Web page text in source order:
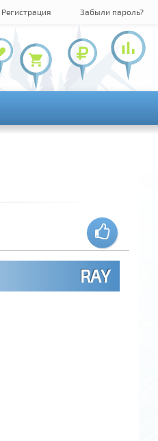
Регистрация Забыли пароль?
+7 (495) 143-73-73
RAY